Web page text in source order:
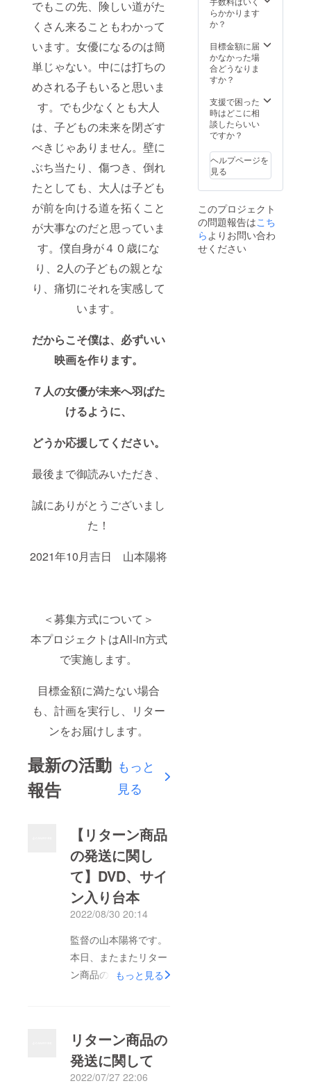
でもこの先、険しい道がた
くさん来ることもわかって
います。女優になるのは簡
単じゃない。中には打ちの
めされる子もいると思いま
す。でも少なくとも大人
は、子どもの未来を閉ざす
べきじゃありません。壁に
ぶち当たり、傷つき、倒れ
たとしても、大人は子ども
が前を向ける道を拓くこと
が大事なのだと思っていま
す。僕自身が４０歳にな
り、2人の子どもの親とな
り、痛切にそれを実感して
います。
だからこそ僕は、必ずいい
映画を作ります。
７人の女優が未来へ羽ばた
けるように、
どうか応援してください。
最後まで御読みいただき、
誠にありがとうございまし
た！
2021年10月吉日 山本陽将
＜募集方式について＞
本プロジェクトはAll-in方式
で実施します。
目標金額に満たない場合
も、計画を実行し、リター
ンをお届けします。
最新の活動
報告
もっと
見る
【リターン商品
の発送に関し
て】DVD、サイ
ン入り台本
2022/08/30 20:14
監督の山本陽将です。
本日、またまたリター
ン商品の発送が遅れて
商品発送が完了できる
ように進めて参りまし
た。・和奏応援コンプ
もっと見る
リターン商品の
発送に関して
2022/07/27 22:06
スト全
り台本
・キャ
スト全
フォト
集（撮
影時の
オフ
トな
ど） ・
キャス
ト全員
寄せ書
きデー
タ ※な
おキャ
スト全
くださ
い。な
を専門
的に勉
強して
いない
申込み
も可能
です。
・台本
び、本
編
DVD（
本編＋
ング）
をお送
りしま
す。
らかかります
か？
目標金額に届
かなかった場
合どうなりま
すか？
支援で困った
時はどこに相
談したらいい
ですか？
ヘルプページを
見る
このプロジェクト
の問題報告はこち
らよりお問い合わ
せください